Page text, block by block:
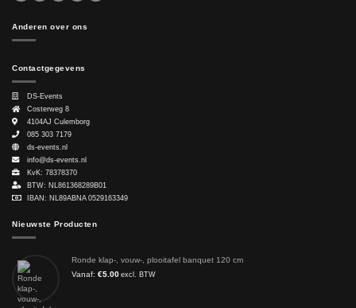
Anderen over ons
Contactgegevens
DS-Events
Costerweg 8
4104AJ Culemborg
085 303 7179
ds-events.nl
info@ds-events.nl
KvK: 78378370
BTW: NL861368289B01
IBAN: NL89ABNA 0529163349
Nieuwste Producten
Ronde klap-, vouw-, plooitafel banquet 120 cm
Vanaf: €5.00 excl. BTW